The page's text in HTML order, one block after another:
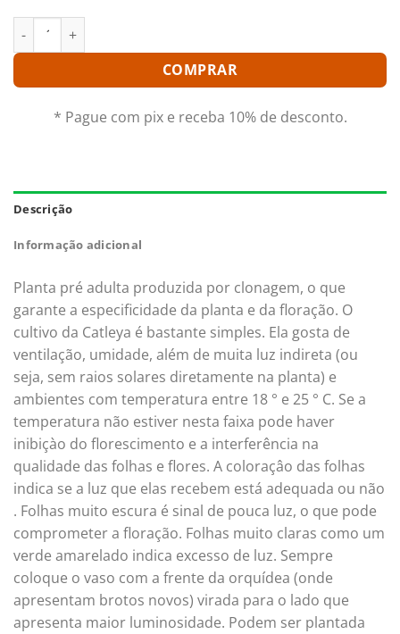
EDISTO NEW BERRY PRÉ ADULTA quantidade
COMPRAR
* Pague com pix e receba 10% de desconto.
Descrição
Informação adicional
Planta pré adulta produzida por clonagem, o que
garante a especificidade da planta e da floração. O
cultivo da Catleya é bastante simples. Ela gosta de
ventilação, umidade, além de muita luz indireta (ou
seja, sem raios solares diretamente na planta) e
ambientes com temperatura entre 18 ° e 25 ° C. Se a
temperatura não estiver nesta faixa pode haver
inibiçào do florescimento e a interferência na
qualidade das folhas e flores. A coloraçâo das folhas
indica se a luz que elas recebem está adequada ou não
. Folhas muito escura é sinal de pouca luz, o que pode
comprometer a floração. Folhas muito claras como um
verde amarelado indica excesso de luz. Sempre
coloque o vaso com a frente da orquídea (onde
apresentam brotos novos) virada para o lado que
apresenta maior luminosidade. Podem ser plantada